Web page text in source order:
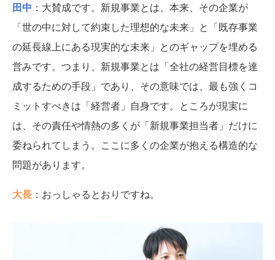
田中 ：大賛成です。新規事業とは、本来、その企業が
「世の中に対して約束した理想的な未来」と「既存事業
の延長線上にある現実的な未来」とのギャップを埋める
営みです。つまり、新規事業とは「全社の経営目標を達
成するための手段」であり、その意味では、最も強くコ
ミットすべきは「経営者」自身です。ところが現実に
は、その責任や情熱の多くが「新規事業担当者」だけに
委ねられてしまう。ここに多くの企業が抱える構造的な
問題があります。
大長 ：おっしゃるとおりですね。